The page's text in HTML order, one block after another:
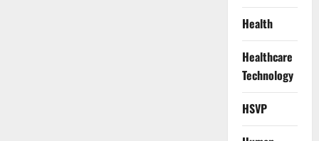
Health
Healthcare
Technology
HSVP